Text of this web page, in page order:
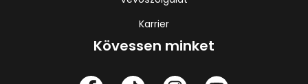
Karrier
Kövessen minket